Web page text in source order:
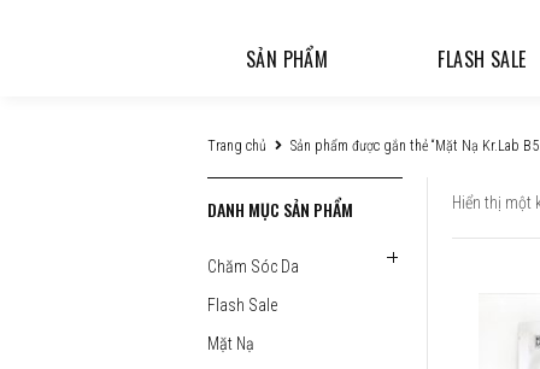
SẢN PHẨM
CHĂM SÓC DA
THỰC PHẨM CHỨC NĂNG
FLASH SALE
Trang chủ Sản phẩm được gắn thẻ “Mặt Nạ Kr.Lab
Hiển thị một
DANH MỤC SẢN PHẨM
Chăm Sóc Da
Flash Sale
Mặt Nạ